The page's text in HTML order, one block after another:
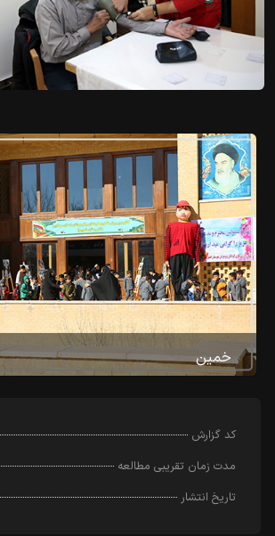
خمین
کد‌ گزارش
مدت زمان تقریبی مطالعه
تاریخ انتشار